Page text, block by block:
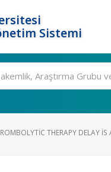
Sistemi
THERAPY DELAY IS